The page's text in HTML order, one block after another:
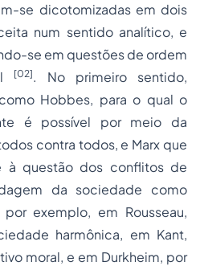
se dicotomizadas em dois
num sentido analítico, e
se em questões de ordem
[02]. No primeiro sentido,
Hobbes, para o qual o
é possível por meio da
contra todos, e Marx que
à questão dos conflitos de
da sociedade como
exemplo, em Rousseau,
harmônica, em Kant,
moral, e em Durkheim, por